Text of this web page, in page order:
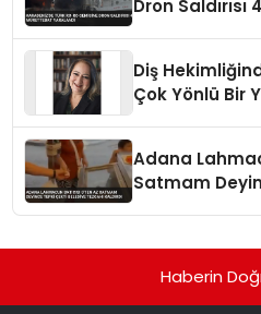
Dron
Diş
Çok Yönlü Bir
Adana
Satmam
Haberin